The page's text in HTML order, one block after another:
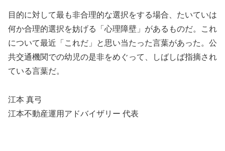
目的に対して最も非合理的な選択をする場合、たいていは
何か合理的選択を妨げる「心理障壁」があるものだ。これ
について最近「これだ」と思い当たった言葉があった。公
共交通機関での幼児の是非をめぐって、しばしば指摘され
ている言葉だ。
江本 真弓
江本不動産運用アドバイザリー 代表